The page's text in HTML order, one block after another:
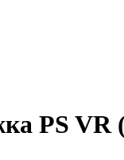
PS VR